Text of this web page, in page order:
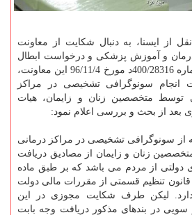
از ایسنا، به دنبال شكایت از معاونت
و آموزش پزشكی و درخواست ابطال
بندهای 2 و 3 بخشنامه شماره 400/28316د مورخ 96/11/4 این معاونت،
انجام سونوگرافی تشخیصی در مراكز
توسط متخصصین زنان و زایمان، هیات
بعد از بحث و بررسی اعلام نمود:
از سونوگرافی تشخیصی در مراكز درمانی
زنان و زایمان از مصادیق دریافت
دولتی از مردم می باشد كه بر طبق ماده
قانون تنظیم قسمتی از مقررات مالی دولت
دارد. لیكن طرف شكایت مجوزی در این
در بندهای مذكور دریافت وجه بابت